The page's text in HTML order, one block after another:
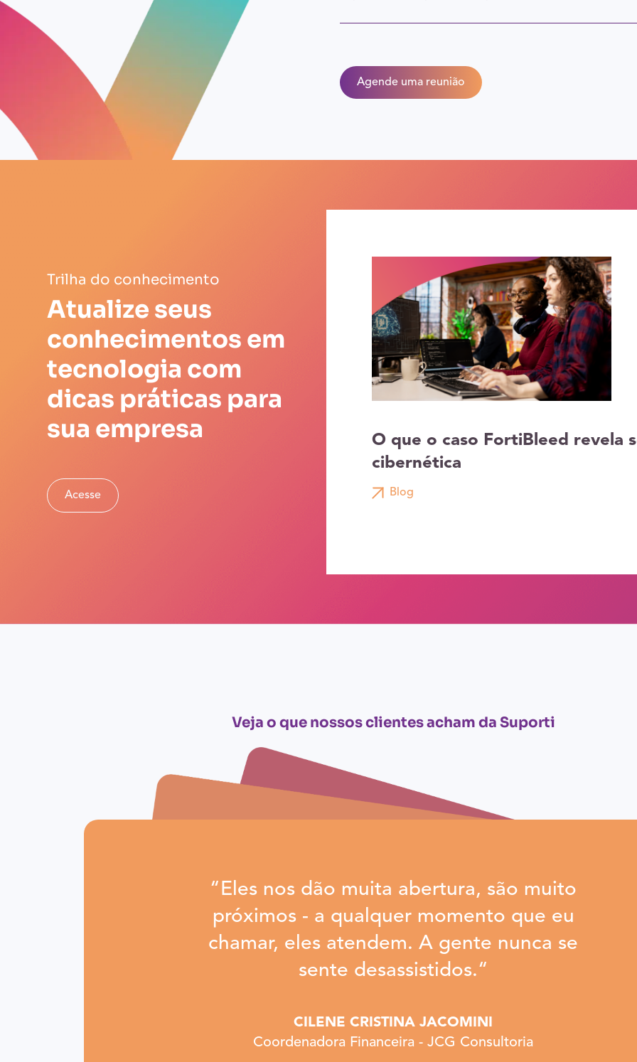
Agende uma reunião
Trilha do conhecimento
Atualize seus
conhecimentos em
tecnologia com
dicas práticas para
sua empresa
Acesse
O que o caso FortiBleed revela
cibernética
Blog
Veja o que nossos clientes acham da Suporti
“Eles nos dão muita abertura, são muito
próximos - a qualquer momento que eu
chamar, eles atendem. A gente nunca se
sente desassistidos.“
CILENE CRISTINA JACOMINI
Coordenadora Financeira - JCG Consultoria